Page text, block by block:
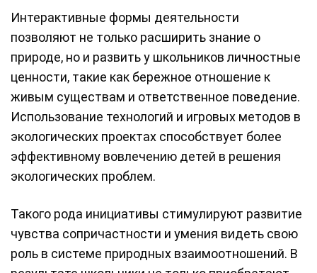
Интерактивные формы деятельности
позволяют не только расширить знание о
природе, но и развить у школьников личностные
ценности, такие как бережное отношение к
живым существам и ответственное поведение.
Использование технологий и игровых методов в
экологических проектах способствует более
эффективному вовлечению детей в решения
экологических проблем.
Такого рода инициативы стимулируют развитие
чувства сопричастности и умения видеть свою
роль в системе природных взаимоотношений. В